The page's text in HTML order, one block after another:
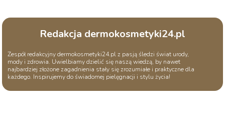
Redakcja dermokosmetyki24.pl
Zespół redakcyjny dermokosmetyki24.pl z pasją śledzi świat urody,
mody i zdrowia. Uwielbiamy dzielić się naszą wiedzą, by nawet
najbardziej złożone zagadnienia stały się zrozumiałe i praktyczne dla
każdego. Inspirujemy do świadomej pielęgnacji i stylu życia!